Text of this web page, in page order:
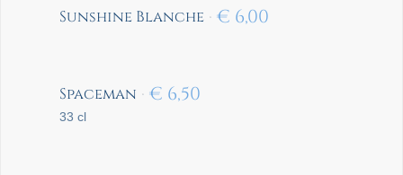
Sunshine Blanche € 6,00
Spaceman € 6,50
33 cl